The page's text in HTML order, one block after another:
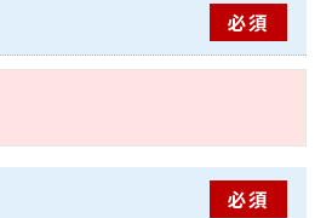
必須
必須